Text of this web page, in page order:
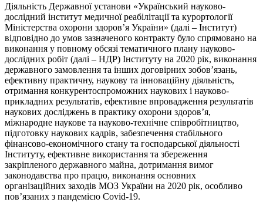
Діяльність Державної установи «Український науково-
дослідний інститут медичної реабілітації та курортології
Міністерства охорони здоров’я України» (далі – Інститут)
відповідно до умов зазначеного контракту було спрямовано на
виконання у повному обсязі тематичного плану науково-
дослідних робіт (далі – НДР) Інституту на 2020 рік, виконання
державного замовлення та інших договірних зобов’язань,
ефективну практичну, наукову та інноваційну діяльність,
отримання конкурентоспроможних наукових і науково-
прикладних результатів, ефективне впровадження результатів
наукових досліджень в практику охорони здоров’я,
міжнародне наукове та науково-технічне співробітництво,
підготовку наукових кадрів, забезпечення стабільного
фінансово-економічного стану та господарської діяльності
Інституту, ефективне використання та збереження
закріпленого державного майна, дотримання вимог
законодавства про працю, виконання основних
організаційних заходів МОЗ України на 2020 рік, особливо
пов’язаних з пандемією Covid-19.